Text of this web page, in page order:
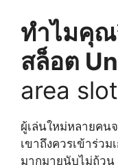
ทำไมคุณ
สล็อต
area
ผู้เล่นใหม่หลายคน
เขาถึงควรเข้าร่ว
มากมายนับไม่ถ้วน